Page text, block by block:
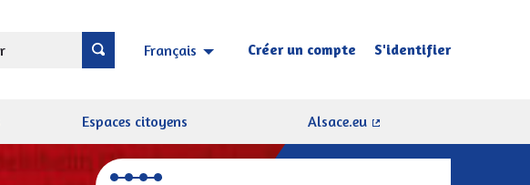
Français Choisir la langue Sprache wählen
Créer un compte S'identifier
Espaces citoyens
Alsace.eu